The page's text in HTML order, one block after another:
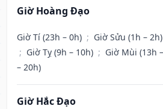
Giờ Hoàng Đạo
Giờ Tí (23h – 0h) ; Giờ Sửu (1h – 2h)
; Giờ Tỵ (9h – 10h) ; Giờ Mùi (13h
– 20h)
Giờ Hắc Đạo